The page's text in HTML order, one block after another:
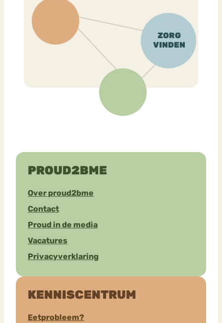
PROUD2BME
Over proud2bme
Contact
Proud in de media
Vacatures
Privacyverklaring
KENNISCENTRUM
Eetprobleem?